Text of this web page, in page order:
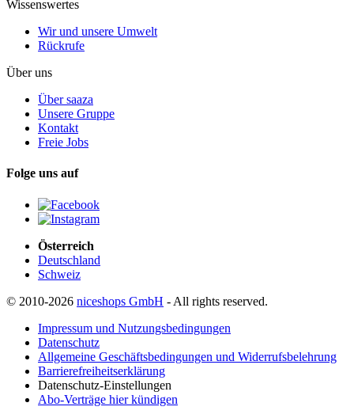
Wissenswertes
Wir und unsere Umwelt
Rückrufe
Über uns
Über saaza
Unsere Gruppe
Kontakt
Freie Jobs
Folge uns auf
Österreich
Deutschland
Schweiz
© 2010-2026 niceshops GmbH - All rights reserved.
Impressum und Nutzungsbedingungen
Datenschutz
Allgemeine Geschäftsbedingungen und Widerrufsbelehrung
Barrierefreiheitserklärung
Datenschutz-Einstellungen
Abo-Verträge hier kündigen